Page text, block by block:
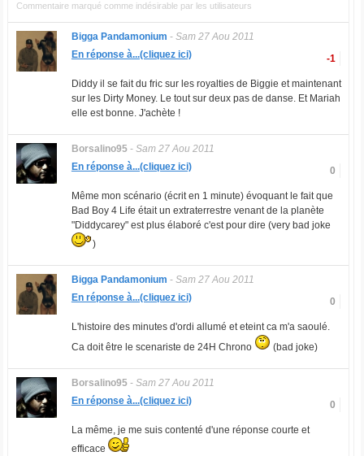
Commentaire marqué comme indésirable par les utilisateurs
Bigga Pandamonium - Sam 27 Aou 2011
-1
En réponse à...(cliquez ici)
Diddy il se fait du fric sur les royalties de Biggie et maintenant
sur les Dirty Money. Le tout sur deux pas de danse. Et Mariah
elle est bonne. J'achète !
Borsalino95- Sam 27 Aou 2011
0
En réponse à...(cliquez ici)
Même mon scénario (écrit en 1 minute) évoquant le fait que
Bad Boy 4 Life était un extraterrestre venant de la planète
"Diddycarey" est plus élaboré c'est pour dire (very bad joke
)
Bigga Pandamonium - Sam 27 Aou 2011
0
En réponse à...(cliquez ici)
L'histoire des minutes d'ordi allumé et eteint ca m'a saoulé.
Ca doit être le scenariste de 24H Chrono
(bad joke)
Borsalino95- Sam 27 Aou 2011
0
En réponse à...(cliquez ici)
La même, je me suis contenté d'une réponse courte et
efficace